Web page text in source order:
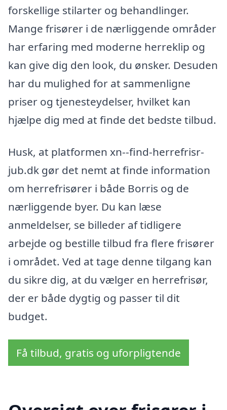
forskellige stilarter og behandlinger.
Mange frisører i de nærliggende områder
har erfaring med moderne herreklip og
kan give dig den look, du ønsker. Desuden
har du mulighed for at sammenligne
priser og tjenesteydelser, hvilket kan
hjælpe dig med at finde det bedste tilbud.
Husk, at platformen xn--find-herrefrisr-
jub.dk gør det nemt at finde information
om herrefrisører i både Borris og de
nærliggende byer. Du kan læse
anmeldelser, se billeder af tidligere
arbejde og bestille tilbud fra flere frisører
i området. Ved at tage denne tilgang kan
du sikre dig, at du vælger en herrefrisør,
der er både dygtig og passer til dit
budget.
Få tilbud, gratis og uforpligtende